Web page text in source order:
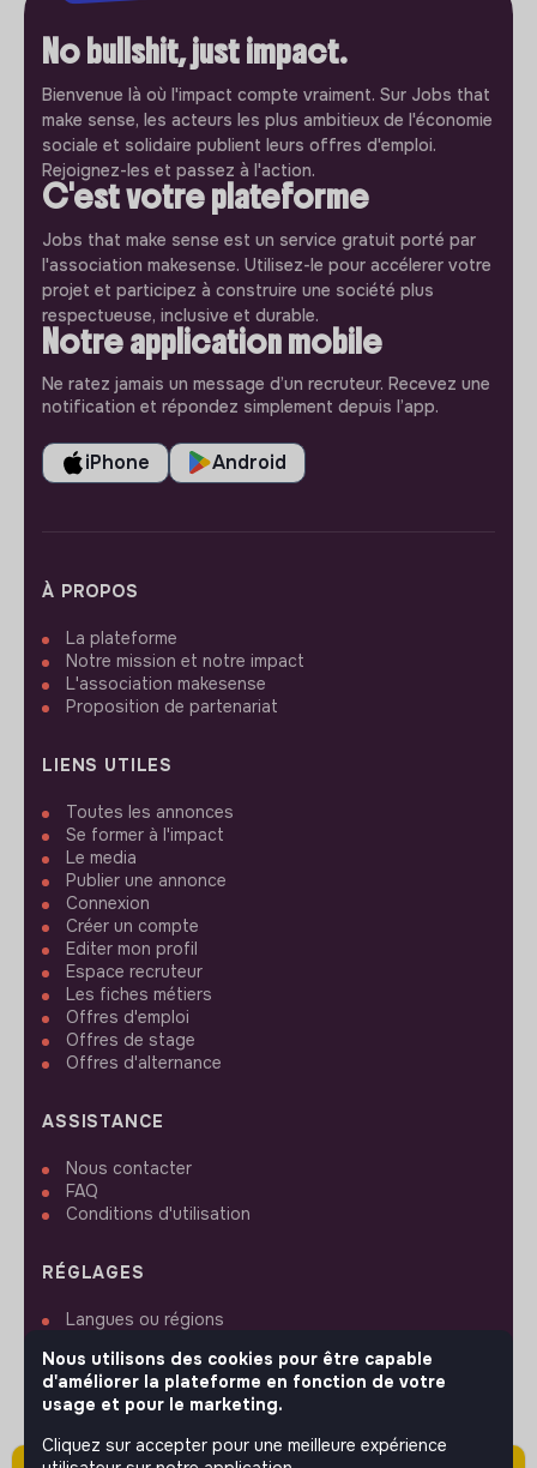
No bullshit, just impact.
Bienvenue là où l'impact compte vraiment. Sur Jobs that
make sense, les acteurs les plus ambitieux de l'économie
sociale et solidaire publient leurs offres d'emploi.
Rejoignez-les et passez à l'action.
C'est votre plateforme
Jobs that make sense est un service gratuit porté par
l'association makesense. Utilisez-le pour accélerer votre
projet et participez à construire une société plus
respectueuse, inclusive et durable.
Notre application mobile
Ne ratez jamais un message d’un recruteur. Recevez une
notification et répondez simplement depuis l’app.
iPhone Android
À PROPOS
La plateforme
Notre mission et notre impact
L'association makesense
Proposition de partenariat
LIENS UTILES
Toutes les annonces
Se former à l'impact
Le media
Publier une annonce
Connexion
Créer un compte
Editer mon profil
Espace recruteur
Les fiches métiers
Offres d'emploi
Offres de stage
Offres d'alternance
ASSISTANCE
Nous contacter
FAQ
Conditions d'utilisation
RÉGLAGES
Langues ou régions
Paramètres des cookies
Nous utilisons des cookies pour être capable
d'améliorer la plateforme en fonction de votre
usage et pour le marketing.
Cliquez sur accepter pour une meilleure expérience